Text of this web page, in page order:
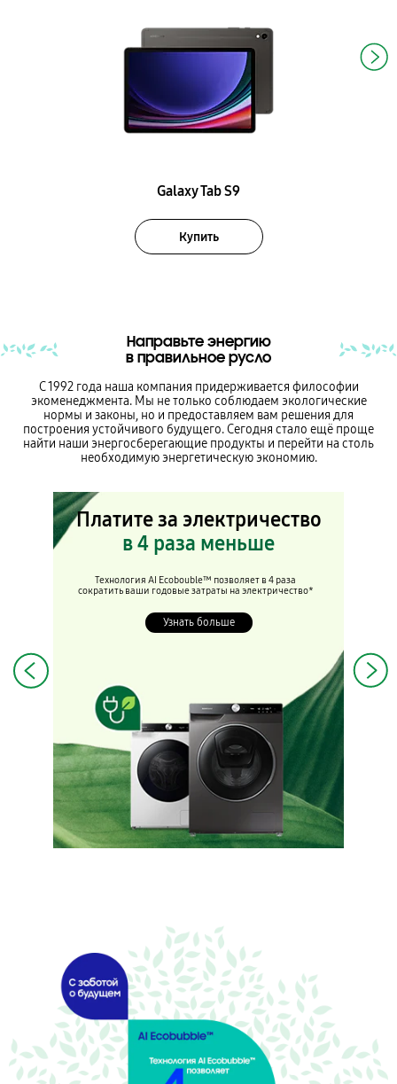
Galaxy Tab S9
Купить
Направьте энергию
в правильное русло
С 1992 года наша компания придерживается философии
экоменеджмента. Мы не только соблюдаем экологические
нормы и законы, но и предоставляем вам решения для
построения устойчивого будущего. Сегодня стало ещё проще
найти наши энергосберегающие продукты и перейти на столь
необходимую энергетическую экономию.
Платите за электричество
в 4 раза меньше
Технология AI Ecobouble™ позволяет в 4 раза
сократить ваши годовые затраты на электричество*
Узнать больше